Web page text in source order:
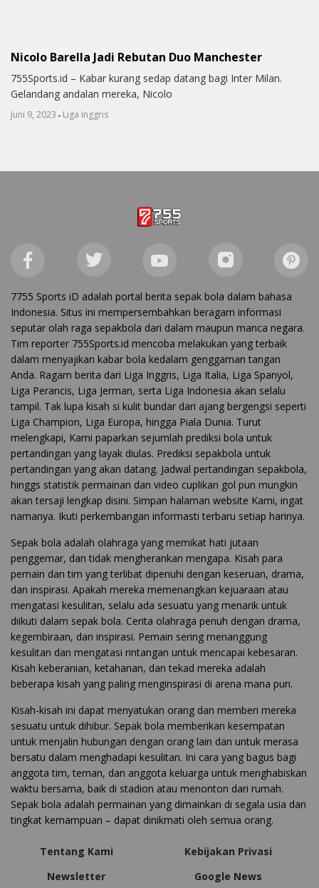
Nicolo Barella Jadi Rebutan Duo Manchester
755Sports.id – Kabar kurang sedap datang bagi Inter Milan.
Gelandang andalan mereka, Nicolo
Juni 9, 2023 - Liga Inggris
7755 Sports iD adalah portal berita sepak bola dalam bahasa
Indonesia. Situs ini mempersembahkan beragam informasi
seputar olah raga sepakbola dari dalam maupun manca negara.
Tim reporter 755Sports.id mencoba melakukan yang terbaik
dalam menyajikan kabar bola kedalam genggaman tangan
Anda. Ragam berita dari Liga Inggris, Liga Italia, Liga Spanyol,
Liga Perancis, Liga Jerman, serta Liga Indonesia akan selalu
tampil. Tak lupa kisah si kulit bundar dari ajang bergengsi seperti
Liga Champion, Liga Europa, hingga Piala Dunia. Turut
melengkapi, Kami paparkan sejumlah prediksi bola untuk
pertandingan yang layak diulas. Prediksi sepakbola untuk
pertandingan yang akan datang. Jadwal pertandingan sepakbola,
hinggs statistik permainan dan video cuplikan gol pun mungkin
akan tersaji lengkap disini. Simpan halaman website Kami, ingat
namanya. Ikuti perkembangan informasti terbaru setiap harinya.
Sepak bola adalah olahraga yang memikat hati jutaan
penggemar, dan tidak mengherankan mengapa. Kisah para
pemain dan tim yang terlibat dipenuhi dengan keseruan, drama,
dan inspirasi. Apakah mereka memenangkan kejuaraan atau
mengatasi kesulitan, selalu ada sesuatu yang menarik untuk
diikuti dalam sepak bola. Cerita olahraga penuh dengan drama,
kegembiraan, dan inspirasi. Pemain sering menanggung
kesulitan dan mengatasi rintangan untuk mencapai kebesaran.
Kisah keberanian, ketahanan, dan tekad mereka adalah
beberapa kisah yang paling menginspirasi di arena mana pun.
Kisah-kisah ini dapat menyatukan orang dan memberi mereka
sesuatu untuk dihibur. Sepak bola memberikan kesempatan
untuk menjalin hubungan dengan orang lain dan untuk merasa
bersatu dalam menghadapi kesulitan. Ini cara yang bagus bagi
anggota tim, teman, dan anggota keluarga untuk menghabiskan
waktu bersama, baik di stadion atau menonton dari rumah.
Sepak bola adalah permainan yang dimainkan di segala usia dan
tingkat kemampuan – dapat dinikmati oleh semua orang.
Tentang Kami
Kebijakan Privasi
Newsletter
Google News